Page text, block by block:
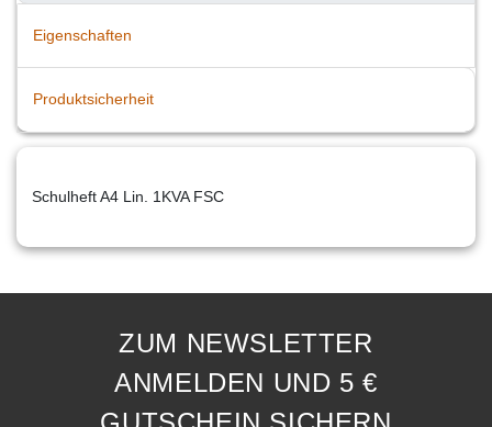
Eigenschaften
Produktsicherheit
Schulheft A4 Lin. 1KVA FSC
ZUM NEWSLETTER
ANMELDEN UND 5 €